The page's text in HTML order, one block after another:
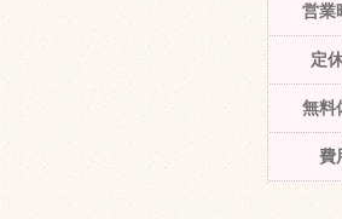
営業
定
無料
費